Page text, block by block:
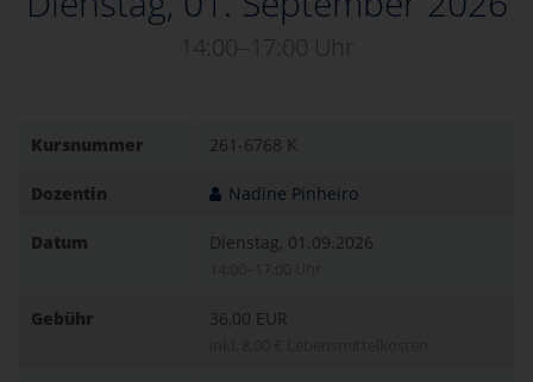
14:00–17:00 Uhr
Kursnummer 261-6768 K
Dozentin Nadine Pinheiro
Datum Dienstag, 01.09.2026
Gebühr 36,00 EUR